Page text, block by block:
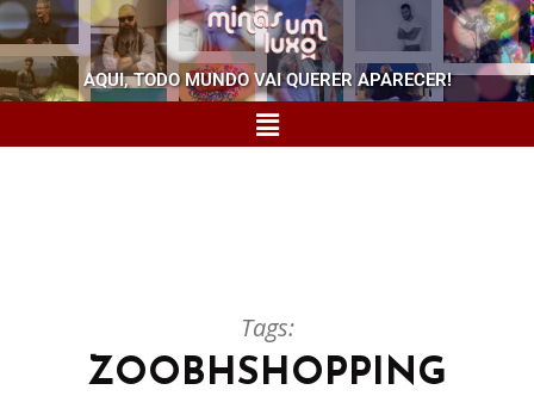
AQUI, TODO MUNDO VAI QUERER APARECER!
Tags:
ZOOBHSHOPPING